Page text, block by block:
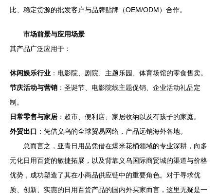
比、稳定货源的批发客户与品牌贴牌（OEM/ODM）合作。
市场前景与应用场景
其产品广泛应用于：
休闲娱乐行业 ：电影院、剧院、主题乐园、体育场馆的零食售卖。
节庆活动与营销 ：圣诞节、电影院线主题促销、企业活动礼品定
制。
日常零售与家居 ：超市、便利店、家居收纳以及有孩子的家庭。
外贸出口 ：凭借义乌的全球贸易网络，产品远销海外各地。
总而言之，亚青日用品凭借在爆米花桶领域的专业深耕，向多
元化日用百货的敏捷拓展，以及背靠义乌国际商贸城的渠道与价格
优势，成功塑造了其在小商品供应链中的重要角色。对于寻求优
质、创新、实惠的日用百货产品的国内外买家而言，这里无疑是一